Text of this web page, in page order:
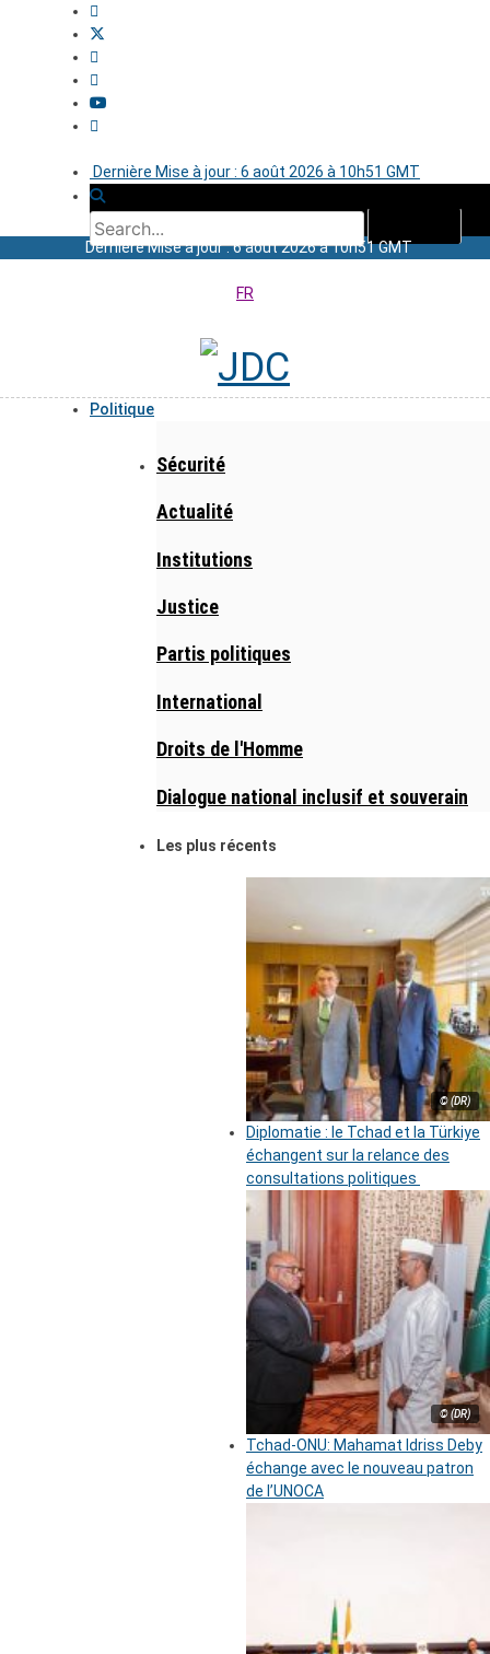
Dernière Mise à jour : 6 août 2026 à 10h51 GMT
Dernière Mise à jour : 6 août 2026 à 10h51 GMT
FR
Politique
Sécurité
Actualité
Institutions
Justice
Partis politiques
International
Droits de l'Homme
Dialogue national inclusif et souverain
Les plus récents
© (DR)
Diplomatie : le Tchad et la Türkiye
échangent sur la relance des
consultations politiques
© (DR)
Tchad-ONU: Mahamat Idriss Deby
échange avec le nouveau patron
de l’UNOCA